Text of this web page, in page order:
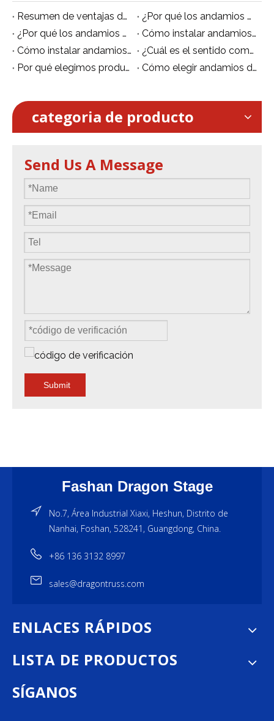
Resumen de ventajas del andamio móvil de aluminio
¿Por qué los andamios de aluminio son multifuncionales?
¿Por qué los andamios de aluminio se están volviendo populares?
Cómo instalar andamios de aluminio no estándar
Cómo instalar andamios de aluminio de forma segura.
¿Cuál es el sentido común para el uso de andamios de aluminio?
Por qué elegimos producir andamios de aluminio
Cómo elegir andamios de aluminio
categoria de producto
Send Us A Message
Submit
Fashan Dragon Stage
No.7, Área Industrial Xiaxi, Heshun, Distrito de
Nanhai, Foshan, 528241, Guangdong, China.
+86 136 3132 8997
sales@dragontruss.com
ENLACES RÁPIDOS
LISTA DE PRODUCTOS
SÍGANOS